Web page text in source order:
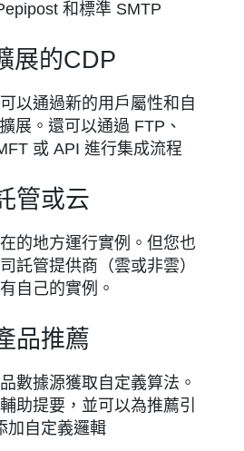
和標準 SMTP
展的CDP
以通過新的用戶屬性和自
展。還可以通過 FTP、
或 API 進行集成流程
管或云
的地方運行實例。但您也
託管提供商（雲或非雲）
自己的實例。
品推薦
數據源獲取自定義算法。
助提要，並可以為推薦引
加自定義邏輯